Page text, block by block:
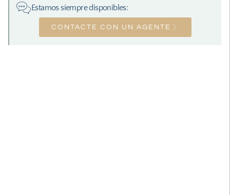
Estamos siempre disponibles:
CONTACTE CON UN AGENTE